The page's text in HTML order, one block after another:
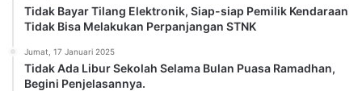
Tidak Bayar Tilang Elektronik, Siap-siap Pemilik Kendaraan
Tidak Bisa Melakukan Perpanjangan STNK
Jumat, 17 Januari 2025
Tidak Ada Libur Sekolah Selama Bulan Puasa Ramadhan,
Begini Penjelasannya.